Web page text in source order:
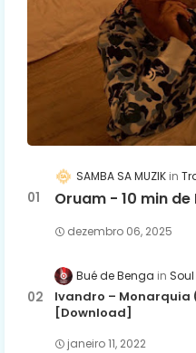
SAMBA SA MUZIK
Oruam - 10 min
dezembro 06, 2025
Bué de Benga Soul
Ivandro – Monarquia
[Download]
janeiro 11, 2022